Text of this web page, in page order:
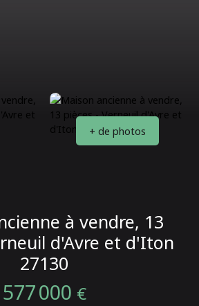
+ de photos
à vendre, 13
d'Avre et d'Iton
27130
577 000 €